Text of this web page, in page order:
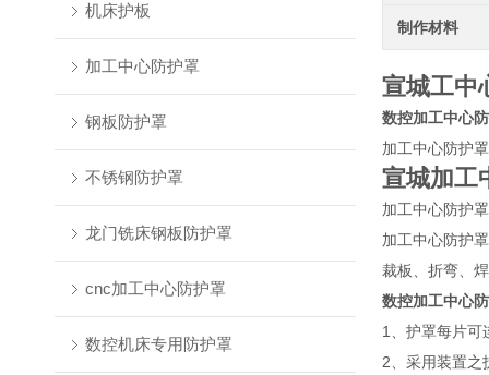
机床护板
加工中心防护罩
钢板防护罩
不锈钢防护罩
龙门铣床钢板防护罩
cnc加工中心防护罩
数控机床专用防护罩
制作材料
宣城工中
数控加工中心
加工中心防护
宣城加工
加工中心防护
加工中心防护
裁板、折弯、
数控加工中心
1、护罩每片可
2、采用装置之